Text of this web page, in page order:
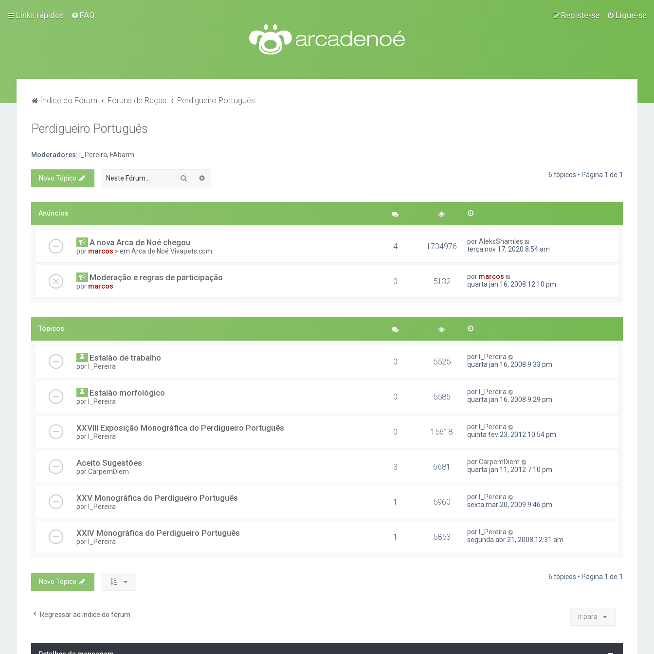
Links rápidos FAQ Ligue-se
Registe-se
Índice do Fórum Fóruns de Raças Perdigueiro Português
Perdigueiro Português
Moderadores: I_Pereira, FAbarm
Novo Tópico Pesquisar 6 tópicos • Página 1 de 1
Anúncios
A nova Arca de Noé chegou
por marcos » em Arca de Noé Vivapets.com 4 1734976 porAleksShamles
terça nov 17, 2020 8:54 am
Moderação e regras de participação
por marcos 0 5132 por marcos
quarta jan 16, 2008 12:10 pm
Tópicos
Estalão de trabalho
por I_Pereira 0 5525 por
I_Pereira
quarta jan 16, 2008 9:33 pm
Estalão morfológico
por I_Pereira 0 5586 por
I_Pereira
quarta jan 16, 2008 9:29 pm
XXVIII Exposição Monográfica do Perdigueiro Português
por I_Pereira 0 15618 por
I_Pereira
quinta fev 23, 2012 10:54 pm
Aceito Sugestões
porCarpemDiem 3 6681 porCarpemDiem
quarta jan 11, 2012 7:10 pm
XXV Monográfica do Perdigueiro Português
por I_Pereira 1 5960 por
I_Pereira
sexta mar 20, 2009 9:46 pm
XXIV Monográfica do Perdigueiro Português
por I_Pereira 1 5853 por
I_Pereira
segunda abr 21, 2008 12:31 am
Novo Tópico
6 tópicos • Página 1 de 1
Regressar ao índice do fórum Ir para